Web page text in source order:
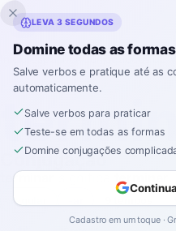
Inklingo
Início›Espanhol› Conjugações de
CONJUGAÇÃO DE VERBOS EM
Conjugação
terminar terminar
regular
LEVA 3 SEGUNDOS
Domine todas as
Salve verbos e pratique até as
automaticamente.
Salve verbos para praticar
Teste-se em todas as formas
Domine conjugações
Cadastro em um toque ·